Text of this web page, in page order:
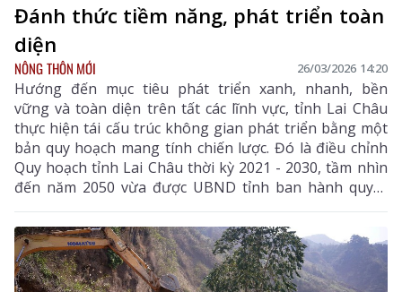
Đánh thức tiềm năng, phát triển toàn
diện
NÔNG THÔN MỚI 26/03/2026 14:20
Hướng đến mục tiêu phát triển xanh, nhanh, bền
vững và toàn diện trên tất các lĩnh vực, tỉnh Lai Châu
thực hiện tái cấu trúc không gian phát triển bằng một
bản quy hoạch mang tính chiến lược. Đó là điều chỉnh
Quy hoạch tỉnh Lai Châu thời kỳ 2021 - 2030, tầm nhìn
đến năm 2050 vừa được UBND tỉnh ban hành quyết
định phê duyệt.